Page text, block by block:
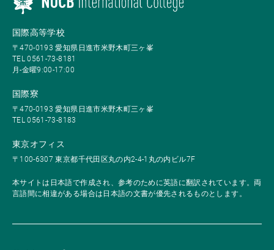
国際高等学校
〒470-0193 愛知県日進市米野木町三ヶ峯
TEL 0561-73-8181
月-金曜9:00-17:00
国際寮
〒470-0193 愛知県日進市米野木町三ヶ峯
TEL 0561-73-8183
東京オフィス
〒100-6307 東京都千代田区丸の内2-4-1丸の内ビル7F
本サイトは日本語で作成され、参考のために英語に翻訳されています。両
言語間に相違がある場合は日本語の文書が優先されるものとします。